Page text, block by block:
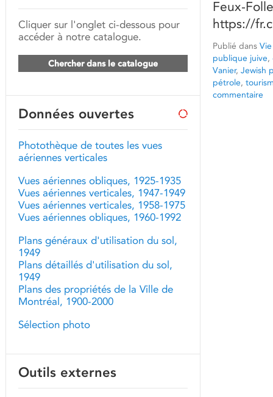
Feux-
https://
Publié dans
publique juive,
Vanier, Jewish
pétrole,
commentaire
Cliquer sur l'onglet ci-dessous pour
accéder à notre catalogue.
Chercher dans le catalogue
Données ouvertes
Photothèque de toutes les vues
aériennes verticales
Vues aériennes obliques, 1925-1935
Vues aériennes verticales, 1947-1949
Vues aériennes verticales, 1958-1975
Vues aériennes obliques, 1960-1992
Plans généraux d'utilisation du sol,
1949
Plans détaillés d'utilisation du sol,
1949
Plans des propriétés de la Ville de
Montréal, 1900-2000
Sélection photo
Outils externes